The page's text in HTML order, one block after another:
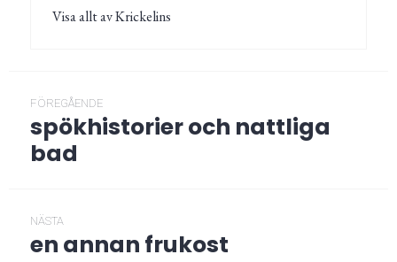
Visa allt av Krickelins
FÖREGÅENDE
Föregående
post:
spökhistorier och nattliga
bad
NÄSTA
Nästa
en annan frukost